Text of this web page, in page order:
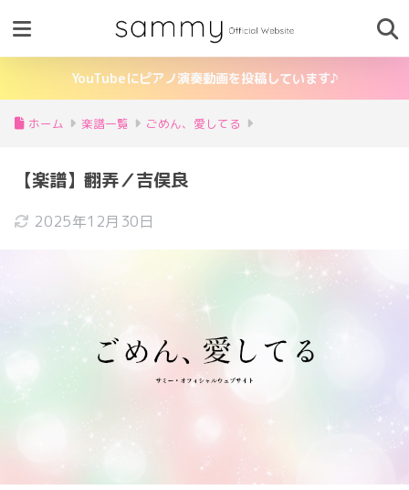
YouTubeにピアノ演奏動画を投稿しています♪
ホーム 楽譜一覧 ごめん、愛してる
【楽譜】翻弄／吉俣良
2025年12月30日